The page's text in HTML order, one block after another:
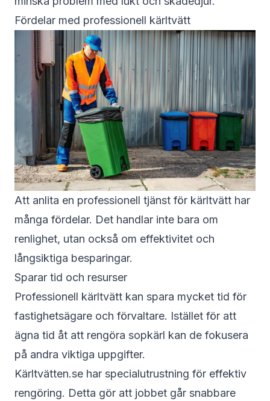
Fördelar med professionell kärltvätt
Att anlita en professionell tjänst för kärltvätt har
många fördelar. Det handlar inte bara om
renlighet, utan också om effektivitet och
långsiktiga besparingar.
Sparar tid och resurser
Professionell kärltvätt kan spara mycket tid för
fastighetsägare och förvaltare. Istället för att
ägna tid åt att rengöra sopkärl kan de fokusera
på andra viktiga uppgifter.
Kärltvätten.se har specialutrustning för effektiv
rengöring. Detta gör att jobbet går snabbare